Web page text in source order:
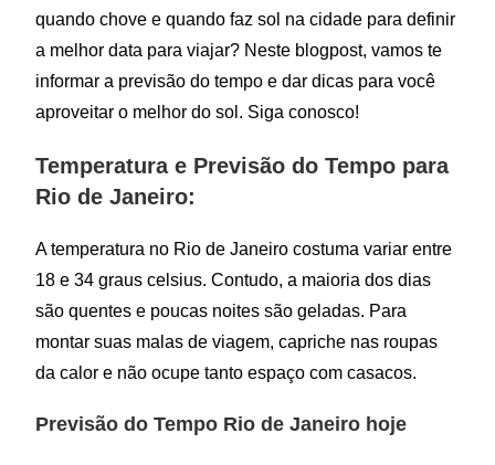
quando chove e quando faz sol na cidade para definir
a melhor data para viajar? Neste blogpost, vamos te
informar a previsão do tempo e dar dicas para você
aproveitar o melhor do sol. Siga conosco!
Temperatura e Previsão do Tempo para
Rio de Janeiro:
A temperatura no Rio de Janeiro costuma variar entre
18 e 34 graus celsius. Contudo, a maioria dos dias
são quentes e poucas noites são geladas. Para
montar suas malas de viagem, capriche nas roupas
da calor e não ocupe tanto espaço com casacos.
Previsão do Tempo Rio de Janeiro hoje